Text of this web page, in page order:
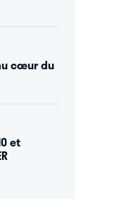
cœur du
et